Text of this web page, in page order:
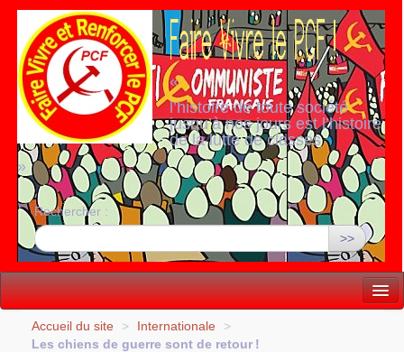
«
l’histoire de toute société
jusqu’à nos jours est l’histoire
de la lutte de classes
»
Rechercher :
>>
Vie politique
Accueil du site > Internationale
>
Les chiens de guerre sont de retour !